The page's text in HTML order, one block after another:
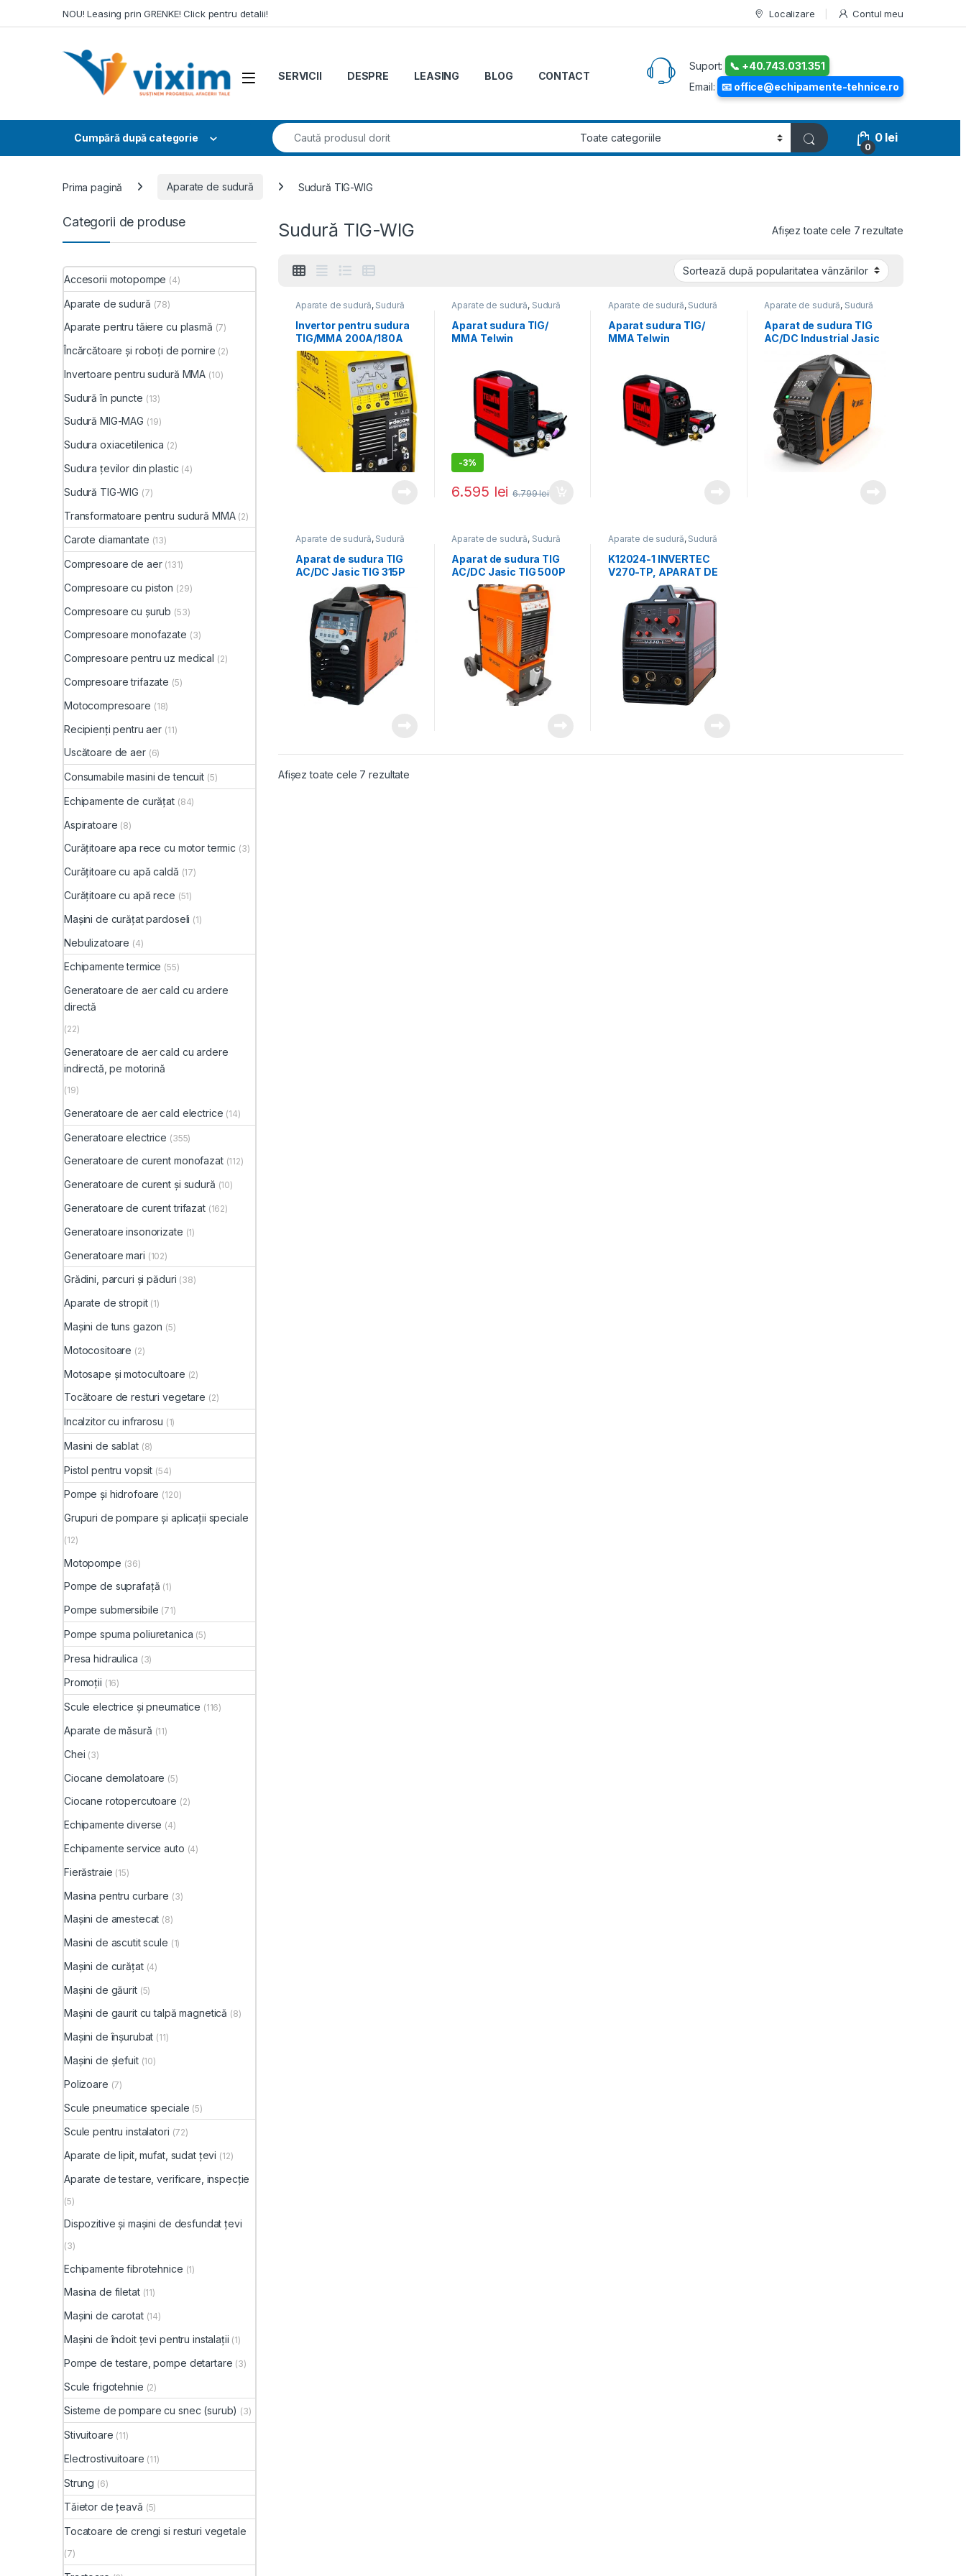
NOU! Leasing prin GRENKE! Click pentru detalii! Localizare Contul meu
SERVICII DESPRE LEASING BLOG CONTACT
Suport:
📞 +40.743.031.351
Email:
📧 office@echipamente-tehnice.ro
Cumpără după categorie
Search for:
0
0 lei
Prima pagină Aparate de sudură Sudură TIG-WIG
Sudură TIG-WIG Afișez toate cele 7 rezultate
Aparate de sudură, Sudură
TIG-WIG
Invertor pentru sudura
TIG/MMA 200A/180A
MASTROTIG216AC/DC
Aparate de sudură, Sudură
TIG-WIG
Aparat sudura TIG/
MMA Telwin
A, electrozi 1.6-3.2 mm,
cu accesorii TIG
-3%
6.595 lei 6.799lei
Aparate de sudură, Sudură
TIG-WIG
Aparat sudura TIG/
MMA Telwin
electrozi 1.6-4 mm, cu
accesorii TIG
Aparate de sudură, Sudură
TIG-WIG
Aparat de sudura TIG
AC/DC Industrial Jasic
Aparate de sudură, Sudură
TIG-WIG
Aparat de sudura TIG
AC/DC Jasic TIG 315P
Aparate de sudură, Sudură
TIG-WIG
Aparat de sudura TIG
AC/DC Jasic TIG 500P
AC/DC racit cu apa
Aparate de sudură, Sudură
TIG-WIG
K12024-1 INVERTEC
V270-TP, APARAT DE
SUDURĂ TIG,5-270A,
CURENT PULSATORIU,
400V
Afișez toate cele 7 rezultateSortat după popularitate
Categorii de produse
Accesorii motopompe (4)
Aparate de sudură (78)
Aparate pentru tăiere cu plasmă (7)
Încărcătoare și roboți de pornire (2)
Invertoare pentru sudură MMA (10)
Sudură în puncte (13)
Sudură MIG-MAG (19)
Sudura oxiacetilenica (2)
Sudura țevilor din plastic (4)
Sudură TIG-WIG (7)
Transformatoare pentru sudură MMA (2)
Carote diamantate (13)
Compresoare de aer (131)
Compresoare cu piston (29)
Compresoare cu șurub (53)
Compresoare monofazate (3)
Compresoare pentru uz medical (2)
Compresoare trifazate (5)
Motocompresoare (18)
Recipienți pentru aer (11)
Uscătoare de aer (6)
Consumabile masini de tencuit (5)
Echipamente de curățat (84)
Aspiratoare (8)
Curățitoare apa rece cu motor termic (3)
Curățitoare cu apă caldă (17)
Curățitoare cu apă rece (51)
Mașini de curățat pardoseli (1)
Nebulizatoare (4)
Echipamente termice (55)
Generatoare de aer cald cu ardere
directă
(22)
Generatoare de aer cald cu ardere
indirectă, pe motorină
(19)
Generatoare de aer cald electrice (14)
Generatoare electrice (355)
Generatoare de curent monofazat (112)
Generatoare de curent și sudură (10)
Generatoare de curent trifazat (162)
Generatoare insonorizate (1)
Generatoare mari (102)
Grădini, parcuri și păduri (38)
Aparate de stropit (1)
Mașini de tuns gazon (5)
Motocositoare (2)
Motosape și motocultoare (2)
Tocătoare de resturi vegetare (2)
Incalzitor cu infrarosu (1)
Masini de sablat (8)
Pistol pentru vopsit (54)
Pompe și hidrofoare (120)
Grupuri de pompare și aplicații speciale
(12)
Motopompe (36)
Pompe de suprafață (1)
Pompe submersibile (71)
Pompe spuma poliuretanica (5)
Presa hidraulica (3)
Promoții (16)
Scule electrice și pneumatice (116)
Aparate de măsură (11)
Chei (3)
Ciocane demolatoare (5)
Ciocane rotopercutoare (2)
Echipamente diverse (4)
Echipamente service auto (4)
Fierăstraie (15)
Masina pentru curbare (3)
Mașini de amestecat (8)
Masini de ascutit scule (1)
Mașini de curățat (4)
Mașini de găurit (5)
Mașini de gaurit cu talpă magnetică (8)
Mașini de înșurubat (11)
Mașini de șlefuit (10)
Polizoare (7)
Scule pneumatice speciale (5)
Scule pentru instalatori (72)
Aparate de lipit, mufat, sudat țevi (12)
Aparate de testare, verificare, inspecție
(5)
Dispozitive și mașini de desfundat țevi
(3)
Echipamente fibrotehnice (1)
Masina de filetat (11)
Mașini de carotat (14)
Mașini de îndoit țevi pentru instalații (1)
Pompe de testare, pompe detartare (3)
Scule frigotehnie (2)
Sisteme de pompare cu snec (surub) (3)
Stivuitoare (11)
Electrostivuitoare (11)
Strung (6)
Tăietor de țeavă (5)
Tocatoare de crengi si resturi vegetale
(7)